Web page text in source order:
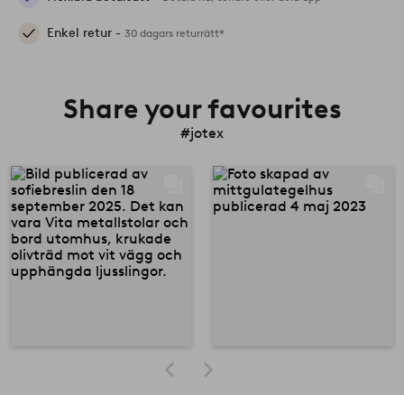
Enkel retur - 30 dagars returrätt*
Share your favourites
#jotex